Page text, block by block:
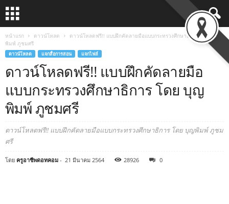
หน้าแรก ดาวน์โหลด
ดาวน์โหลดฟรี!! แบบฝึกคัดลายมือแบบกระทรวงศึกษาธิการ โดย บุญ
พิมพ์ ภูชมศรี
ดาวน์โหลด แจกสื่อการสอน แจกไฟล์
ดาวน์โหลดฟรี!! แบบฝึกคัดลายมือ
แบบกระทรวงศึกษาธิการ โดย บุญ
พิมพ์ ภูชมศรี
ดาวน์โหลดฟรี!! แบบฝึกคัดลายมือแบบกระทรวงศึกษาธิการ โดย บุญพิมพ์ ภูชม
ศรี
โดย ครูอาชีพดอทคอม - 21 มีนาคม 2564 28926 0